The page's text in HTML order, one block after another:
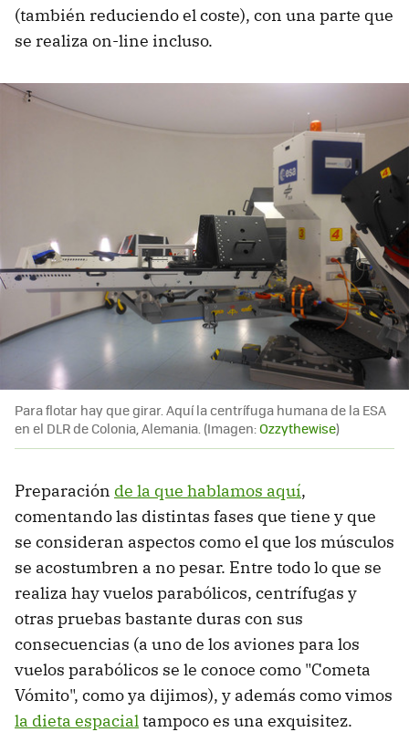
(también reduciendo el coste), con una parte que
se realiza on-line incluso.
Para flotar hay que girar. Aquí la centrífuga humana de la ESA
en el DLR de Colonia, Alemania. (Imagen:Ozzythewise)
Preparación de la que hablamos aquí,
comentando las distintas fases que tiene y que
se consideran aspectos como el que los músculos
se acostumbren a no pesar. Entre todo lo que se
realiza hay vuelos parabólicos, centrífugas y
otras pruebas bastante duras con sus
consecuencias (a uno de los aviones para los
vuelos parabólicos se le conoce como "Cometa
Vómito", como ya dijimos), y además como vimos
la dieta espacialtampoco es una exquisitez.